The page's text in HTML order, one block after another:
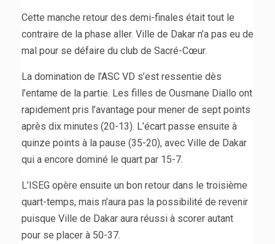
Cette manche retour des demi-finales était tout le
contraire de la phase aller. Ville de Dakar n’a pas eu de
mal pour se défaire du club de Sacré-Cœur.
La domination de l’ASC VD s’est ressentie dès
l’entame de la partie. Les filles de Ousmane Diallo ont
rapidement pris l’avantage pour mener de sept points
après dix minutes (20-13). L’écart passe ensuite à
quinze points à la pause (35-20), avec Ville de Dakar
qui a encore dominé le quart par 15-7.
L’ISEG opère ensuite un bon retour dans le troisième
quart-temps, mais n’aura pas la possibilité de revenir
puisque Ville de Dakar aura réussi à scorer autant
pour se placer à 50-37.